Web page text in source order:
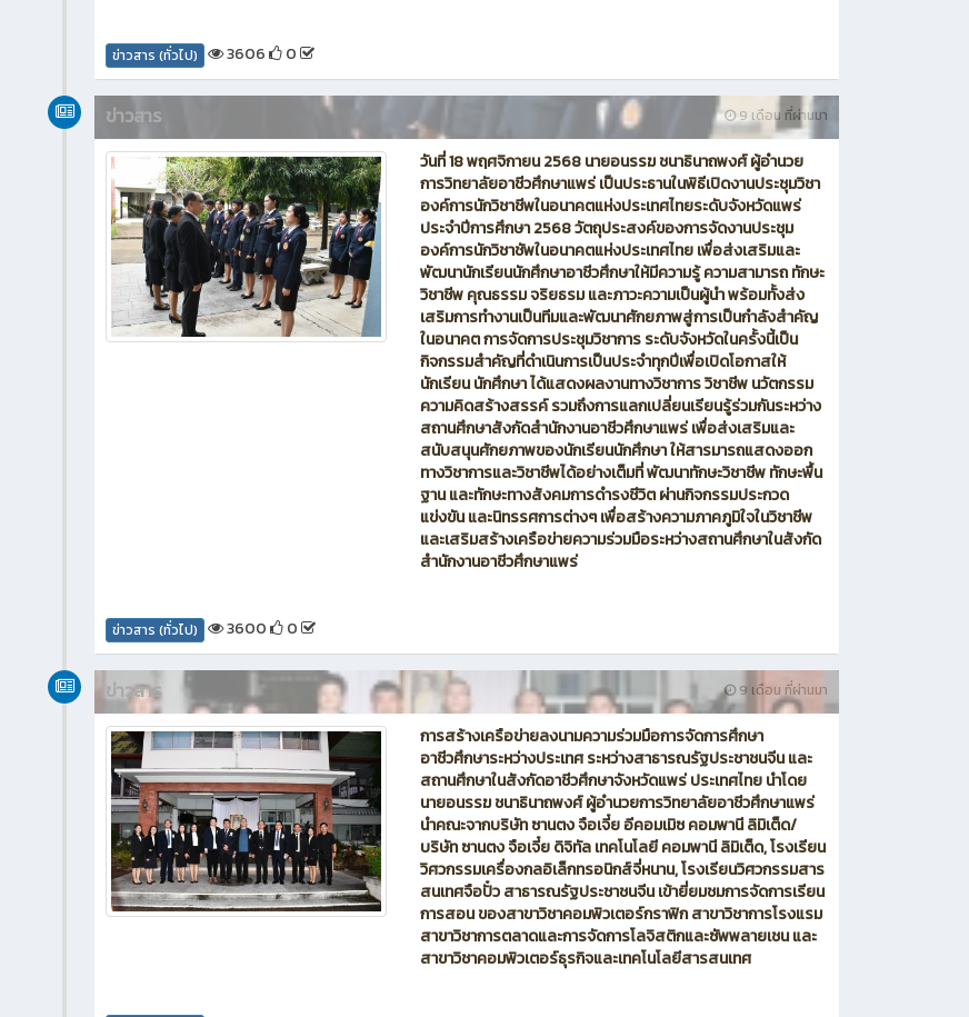
ข่าวสาร (ทั่วไป) 3606 0
9 เดือน ที่ผ่านมา
ข่าวสาร
วันที่ 18 พฤศจิกายน 2568 นายอนรรฆ ชนาธินาถพงศ์ ผู้อำนวย
การวิทยาลัยอาชีวศึกษาแพร่ เป็นประธานในพิธีเปิดงานประชุมวิชา
องค์การนักวิชาชีพในอนาคตแห่งประเทศไทยระดับจังหวัดแพร่
ประจำปีการศึกษา 2568 วัตถุประสงค์ของการจัดงานประชุม
องค์การนักวิชาชัพในอนาคตแห่งประเทศไทย เพื่อส่งเสริมและ
พัฒนานักเรียนนักศึกษาอาชีวศึกษาให้มีความรู้ ความสามารถ ทักษะ
วิชาชีพ คุณธรรม จริยธรม และภาวะความเป็นผู้นำ พร้อมทั้งส่ง
เสริมการทำงานเป็นทีมและพัฒนาศักยภาพสู่การเป็นกำลังสำคัญ
ในอนาคต การจัดการประชุมวิชาการ ระดับจังหวัดในครั้งนี้เป็น
กิจกรรมสำคัญที่ดำเนินการเป็นประจำทุกปีเพื่อเปิดโอกาสให้
นักเรียน นักศึกษา ได้แสดงผลงานทางวิชาการ วิชาชีพ นวัตกรรม
ความคิดสร้างสรรค์ รวมถึงการแลกเปลี่ยนเรียนรู้ร่วมกันระหว่าง
สถานศึกษาสังกัดสำนักงานอาชีวศึกษาแพร่ เพื่อส่งเสริมและ
สนับสนุนศักยภาพของนักเรียนนักศึกษา ให้สารมารถแสดงออก
ทางวิชาการและวิชาชีพได้อย่างเต็มที่ พัฒนาทักษะวิชาชีพ ทักษะพื้น
ฐาน และทักษะทางสังคมการดำรงชีวิต ผ่านกิจกรรมประกวด
แข่งขัน และนิทรรศการต่างๆ เพื่อสร้างความภาคภูมิใจในวิชาชีพ
และเสริมสร้างเครือข่ายความร่วมมือระหว่างสถานศึกษาในสังกัด
สำนักงานอาชีวศึกษาแพร่
ข่าวสาร (ทั่วไป) 3600 0
9 เดือน ที่ผ่านมา
ข่าวสาร
การสร้างเครือข่ายลงนามความร่วมมือการจัดการศึกษา
อาชีวศึกษาระหว่างประเทศ ระหว่างสาธารณรัฐประชาชนจีน และ
สถานศึกษาในสังกัดอาชีวศึกษาจังหวัดแพร่ ประเทศไทย นำโดย
นายอนรรฆ ชนาธินาถพงศ์ ผู้อำนวยการวิทยาลัยอาชีวศึกษาแพร่
นำคณะจากบริษัท ซานตง จือเจี๋ย อีคอมเมิซ คอมพานี ลิมิเต็ด/
บริษัท ซานตง จือเจี๋ย ดิจิทัล เทคโนโลยี คอมพานี ลิมิเต็ด, โรงเรียน
วิศวกรรมเครื่องกลอิเล็กทรอนิกส์จี่หนาน, โรงเรียนวิศวกรรมสาร
สนเทศจือปั๋ว สาธารณรัฐประชาชนจีน เข้ายี่ยมชมการจัดการเรียน
การสอน ของสาขาวิชาคอมพิวเตอร์กราฟิก สาขาวิชาการโรงแรม
สาขาวิชาการตลาดและการจัดการโลจิสติกและซัพพลายเชน และ
สาขาวิชาคอมพิวเตอร์ธุรกิจและเทคโนโลยีสารสนเทศ